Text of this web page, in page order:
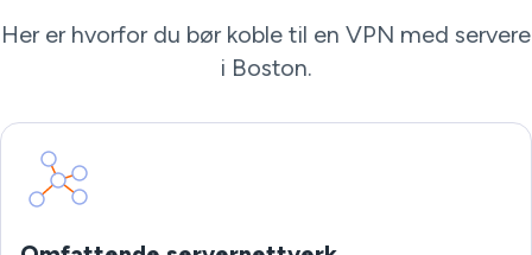
Her er hvorfor du bør koble til en VPN med servere
i Boston.